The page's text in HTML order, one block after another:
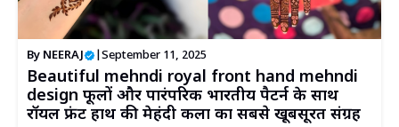
By NEERAJ September 11, 2025
Beautiful mehndi royal front hand mehndi
design फूलों और पारंपरिक भारतीय पैटर्न के साथ
रॉयल फ्रंट हाथ की मेहंदी कला का सबसे खूबसूरत संग्रह